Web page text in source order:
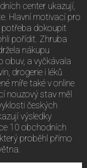
center ukazují,
Hlavní motivací pro
potřeba dokoupit
pořídit. Zhruba
nákupu
obuv, a vyčkávala
drogerie i léků
míře také v online
nouzový stav měl
českých
výsledky
10 obchodních
proběhl přímo